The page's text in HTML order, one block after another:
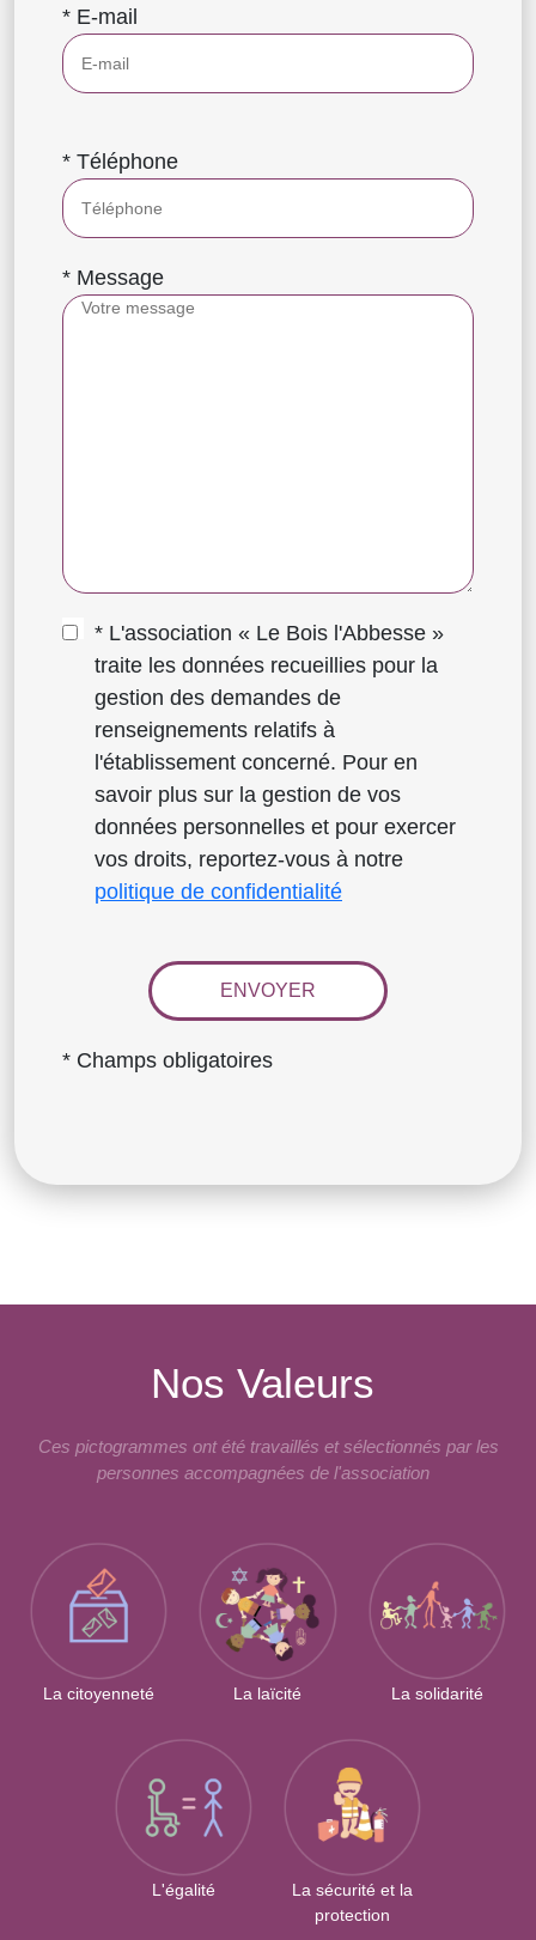
* E-mail
* Téléphone
* Message
* L'association « Le Bois l'Abbesse »
traite les données recueillies pour la
gestion des demandes de
renseignements relatifs à
l'établissement concerné. Pour en
savoir plus sur la gestion de vos
données personnelles et pour exercer
vos droits, reportez-vous à notre
politique de confidentialité
* Champs obligatoires
Nos Valeurs
Ces pictogrammes ont été travaillés et sélectionnés par les
personnes accompagnées de l'association
La citoyenneté La laïcité La solidarité
L'égalité
La sécurité et la
protection